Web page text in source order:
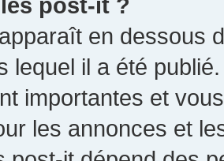
en dessous
lequel il a été
importantes et
les annonces et